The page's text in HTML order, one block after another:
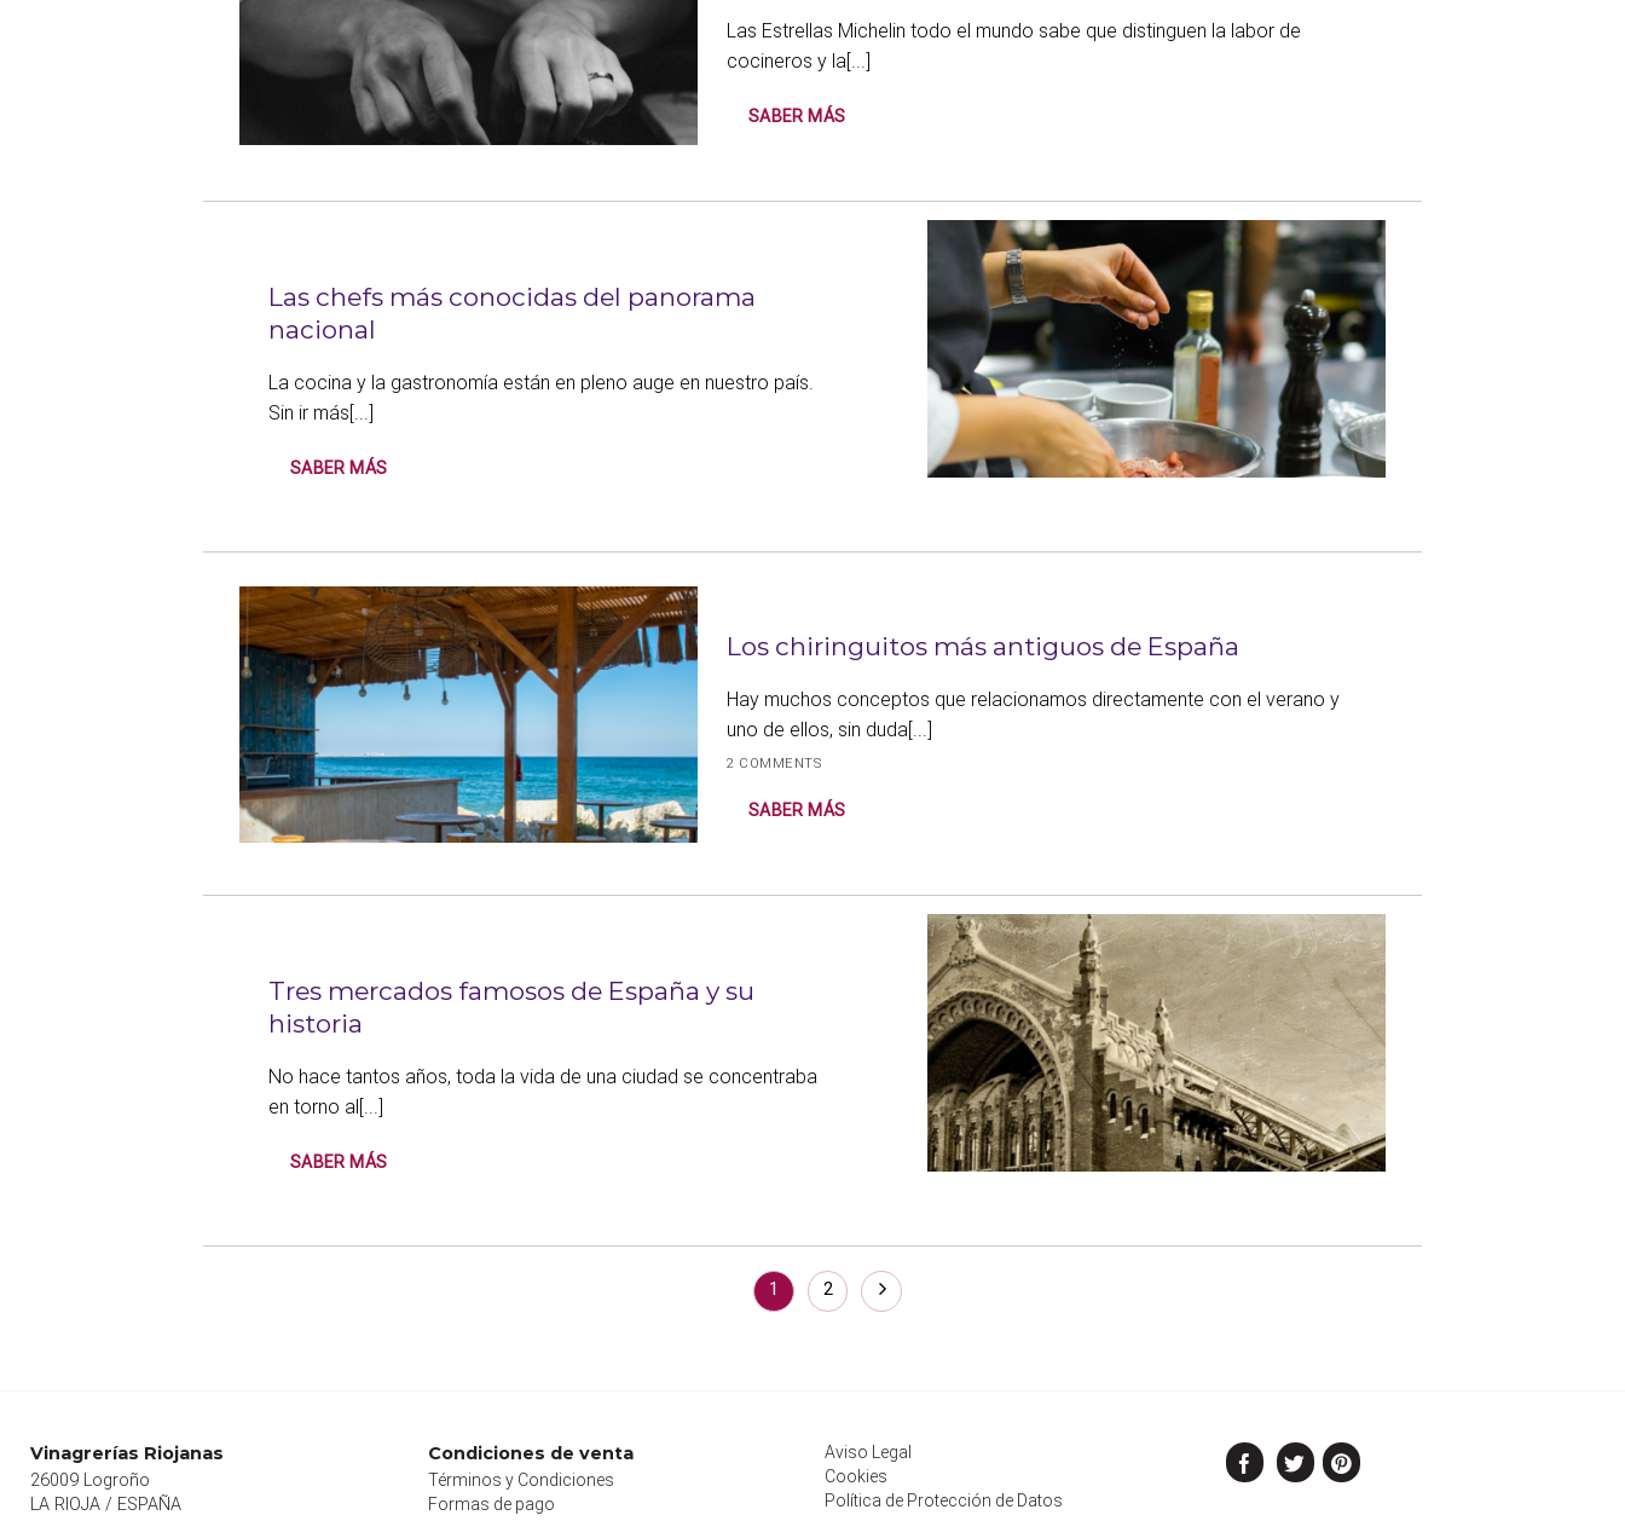
Las Estrellas Michelin todo el mundo sabe que distinguen la labor de
cocineros y la[...]
SABER MÁS
Las chefs más conocidas del panorama
nacional
La cocina y la gastronomía están en pleno auge en nuestro país.
Sin ir más[...]
SABER MÁS
Los chiringuitos más antiguos de España
Hay muchos conceptos que relacionamos directamente con el verano y
uno de ellos, sin duda[...]
2 COMMENTS
SABER MÁS
Tres mercados famosos de España y su
historia
No hace tantos años, toda la vida de una ciudad se concentraba
en torno al[...]
SABER MÁS
1 2
Vinagrerías Riojanas
26009 Logroño
LA RIOJA / ESPAÑA
Condiciones de venta
Términos y Condiciones
Formas de pago
Aviso Legal
Cookies
Política de Protección de Datos